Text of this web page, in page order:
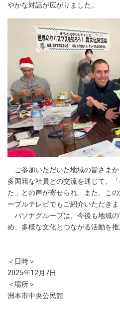
やかな対話が広がりました。
ご参加いただいた地域の皆さまか
多国籍な社員との交流を通じて、
た」との声が寄せられ、また、こ
ーブルテレビでもご紹介いただきま
パソナグループは、今後も地域
め、多様な文化とつながる活動を推
＜日時＞
2025年12月7日
＜場所＞
洲本市中央公民館